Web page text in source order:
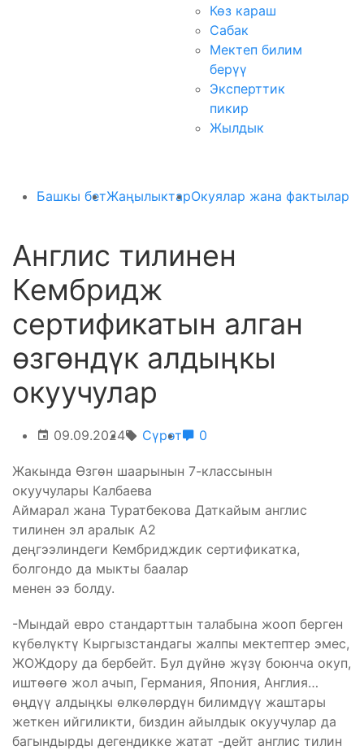
Көз караш
Сабак
Мектеп билим
берүү
Эксперттик
пикир
Жылдык
Башкы бетЖаңылыктарОкуялар жана фактылар
Англис тилинен
Кембридж
сертификатын алган
өзгөндүк алдыңкы
окуучулар
09.09.2024 Сүрөт 0
Жакында Өзгөн шаарынын 7-классынын
окуучулары Калбаева
Аймарал жана Туратбекова Даткайым англис
тилинен эл аралык А2
деңгээлиндеги Кембридждик сертификатка,
болгондо да мыкты баалар
менен ээ болду.
-Мындай евро стандарттын талабына жооп берген
күбөлүктү Кыргызстандагы жалпы мектептер эмес,
ЖОЖдору да бербейт. Бул дүйнө жүзү боюнча окуп,
иштөөгө жол ачып, Германия, Япония, Англия…
өңдүү алдыңкы өлкөлөрдүн билимдүү жаштары
жеткен ийгиликти, биздин айылдык окуучулар да
багындырды дегендикке жатат -дейт англис тилин